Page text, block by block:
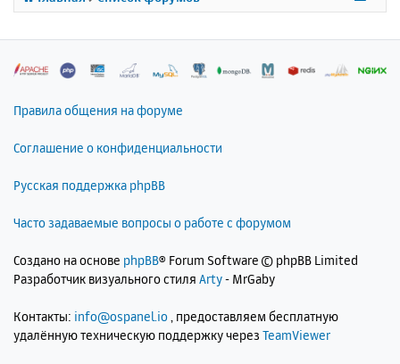
Правила общения на форуме
Соглашение о конфиденциальности
Русская поддержка phpBB
Часто задаваемые вопросы о работе с форумом
Создано на основе phpBB® Forum Software © phpBB Limited
Разработчик визуального стиля Arty- MrGaby
Контакты: info@ospanel.io , предоставляем бесплатную
удалённую техническую поддержку через TeamViewer